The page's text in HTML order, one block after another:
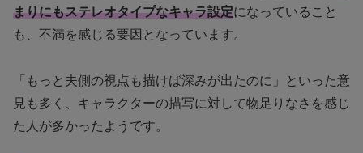
まりにもステレオタイプなキャラ設定になっていること
も、不満を感じる要因となっています。
「もっと夫側の視点も描けば深みが出たのに」といった意
見も多く、キャラクターの描写に対して物足りなさを感じ
た人が多かったようです。